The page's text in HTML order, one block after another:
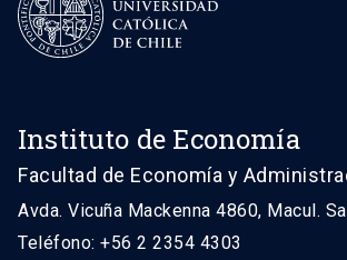
Instituto de Economía
Facultad de Economía y
Avda. Vicuña Mackenna 4860, Macul.
Teléfono: +56 2 2354 4303